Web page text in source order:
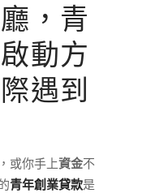
，青
動方
遇到
，或你手上資金不
青年創業貸款是